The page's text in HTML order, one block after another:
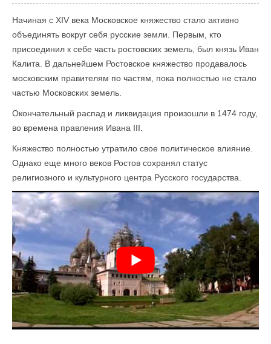
Начиная с XIV века Московское княжество стало активно
объединять вокруг себя русские земли. Первым, кто
присоединил к себе часть ростовских земель, был князь Иван
Калита. В дальнейшем Ростовское княжество продавалось
московским правителям по частям, пока полностью не стало
частью Московских земель.
Окончательный распад и ликвидация произошли в 1474 году,
во времена правления Ивана III.
Княжество полностью утратило свое политическое влияние.
Однако еще много веков Ростов сохранял статус
религиозного и культурного центра Русского государства.